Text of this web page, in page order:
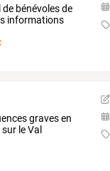
de bénévolesde
informations
gravesen
sur leVal